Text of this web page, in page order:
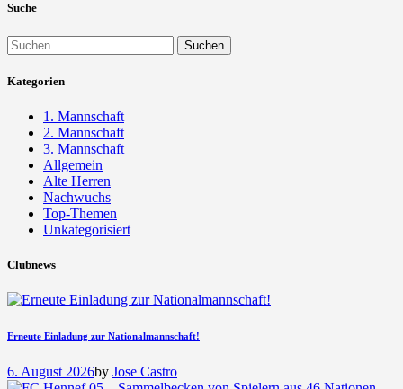
Suche
Suchen
nach:
Kategorien
1. Mannschaft
2. Mannschaft
3. Mannschaft
Allgemein
Alte Herren
Nachwuchs
Top-Themen
Unkategorisiert
Clubnews
Erneute Einladung zur Nationalmannschaft!
6. August 2026by Jose Castro